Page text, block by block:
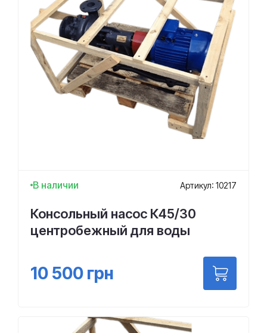
В наличии Артикул: 10217
Консольный насос К45/30
центробежный для воды
10 500 грн